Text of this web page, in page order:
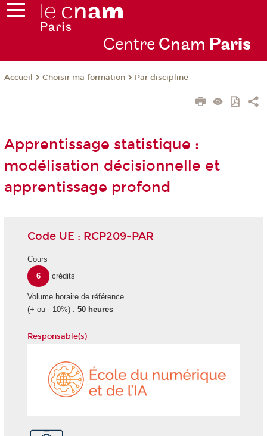
Centre Cnam Paris
Accueil Choisir ma formation Par discipline
Apprentissage statistique :
modélisation décisionnelle et
apprentissage profond
Code UE : RCP209-PAR
Cours
6
crédits
Volume horaire de référence
(+ ou - 10%) : 50 heures
Responsable(s)